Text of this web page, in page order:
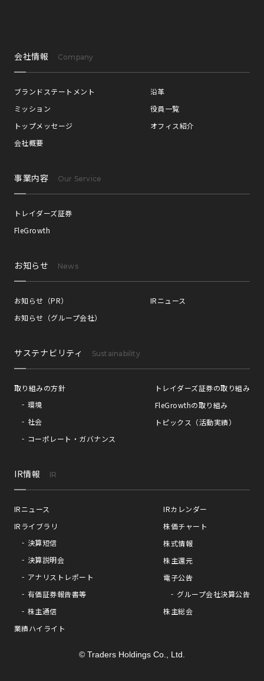
Company
会社情報
ブランドステートメント
ミッション
トップメッセージ
会社概要
沿革
役員一覧
オフィス紹介
Our Service
事業内容
トレイダーズ証券
FleGrowth
News
お知らせ
お知らせ（PR）
お知らせ（グループ会社）
IRニュース
Sustainability
サステナビリティ
取り組みの方針
環境
社会
コーポレート・ガバナンス
トレイダーズ証券の取り組み
FleGrowthの取り組み
トピックス（活動実績）
IR
IR情報
IRニュース
IRライブラリ
決算短信
決算説明会
アナリストレポート
有価証券報告書等
株主通信
業績ハイライト
IRカレンダー
株価チャート
株式情報
株主還元
電子公告
グループ会社決算公告
株主総会
© Traders Holdings Co., Ltd.